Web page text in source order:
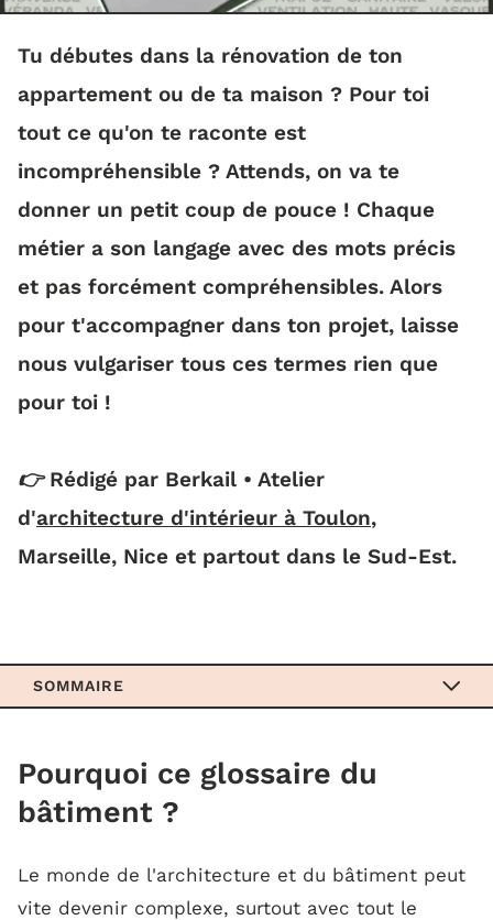
Tu débutes dans la rénovation de ton
appartement ou de ta maison ? Pour toi
tout ce qu'on te raconte est
incompréhensible ? Attends, on va te
donner un petit coup de pouce ! Chaque
métier a son langage avec des mots précis
et pas forcément compréhensibles. Alors
pour t'accompagner dans ton projet, laisse
nous vulgariser tous ces termes rien que
pour toi !
👉 Rédigé par Berkail • Atelier
d'architecture d'intérieur à Toulon,
Marseille, Nice et partout dans le Sud-Est.
SOMMAIRE
Le dictionnaire de la rénovation :
A :
Pourquoi ce glossaire du
bâtiment ?
Le monde de l'architecture et du bâtiment peut
vite devenir complexe, surtout avec tout le